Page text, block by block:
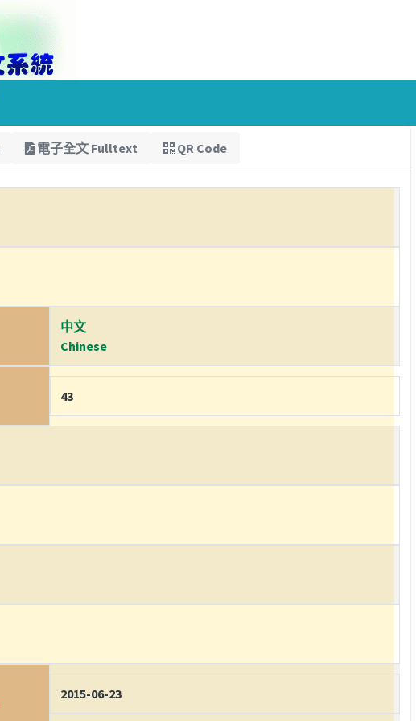
電子全文 Fulltext QR Code
中文
Chinese
43
2015-06-23